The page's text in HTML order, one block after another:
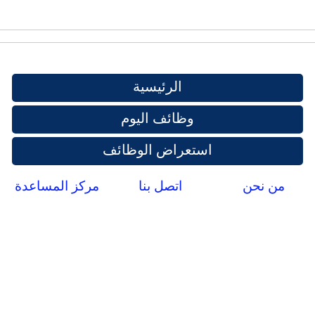
الرئيسية
وظائف اليوم
استعراض الوظائف
من نحن اتصل بنا مركز المساعدة